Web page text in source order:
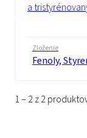
a
Zloženie
Fenoly,
1 – 2 z 2